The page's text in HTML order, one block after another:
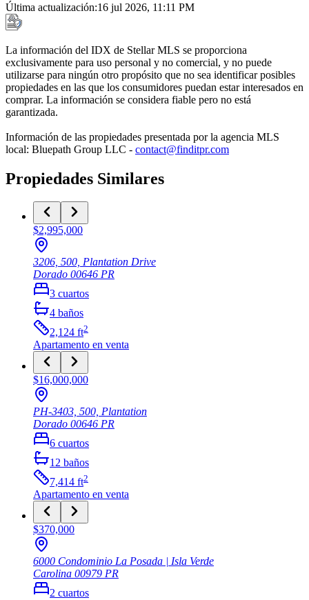
Última actualización:16 jul 2026, 11:11 PM
La información del IDX de Stellar MLS se proporciona
exclusivamente para uso personal y no comercial, y no puede
utilizarse para ningún otro propósito que no sea identificar posibles
propiedades en las que los consumidores puedan estar interesados en
comprar. La información se considera fiable pero no está
garantizada.
Información de las propiedades presentada por la agencia MLS
local: Bluepath Group LLC - contact@finditpr.com
Propiedades Similares
$2,995,000
3206, 500, Plantation Drive
Dorado 00646 PR
3 cuartos
4 baños
2,124 ft2
Apartamento en venta
$16,000,000
PH-3403, 500, Plantation
Dorado 00646 PR
6 cuartos
12 baños
7,414 ft2
Apartamento en venta
$370,000
6000 Condominio La Posada | Isla Verde
Carolina 00979 PR
2 cuartos